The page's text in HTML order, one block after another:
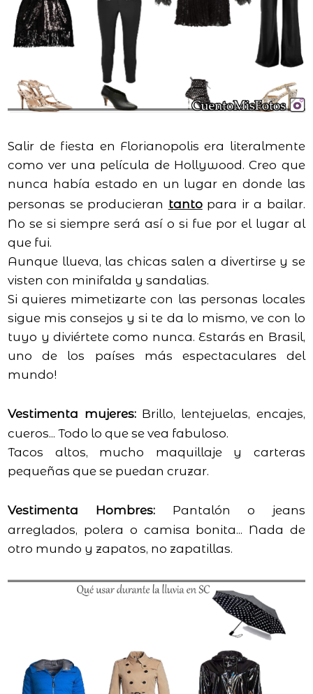
Salir de fiesta en Florianopolis era literalmente
como ver una película de Hollywood. Creo que
nunca había estado en un lugar en donde las
personas se producieran tantopara ir a bailar.
No se si siempre será así o si fue por el lugar al
que fui.
Aunque llueva, las chicas salen a divertirse y se
visten con minifalda y sandalias.
Si quieres mimetizarte con las personas locales
sigue mis consejos y si te da lo mismo, ve con lo
tuyo y diviértete como nunca. Estarás en Brasil,
uno de los países más espectaculares del
mundo!
Vestimenta mujeres:Brillo, lentejuelas, encajes,
cueros... Todo lo que se vea fabuloso.
Tacos altos, mucho maquillaje y carteras
pequeñas que se puedan cruzar.
Vestimenta Hombres:Pantalón o jeans
arreglados, polera o camisa bonita... Nada de
otro mundo y zapatos, no zapatillas.